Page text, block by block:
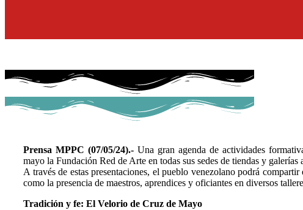
Prensa MPPC (07/05/24).- Una gran agenda de actividades
mayo la Fundación Red de Arte en todas sus sedes de tiendas y
A través de estas presentaciones, el pueblo venezolano podrá
como la presencia de maestros, aprendices y oficiantes en diversos
Tradición y fe: El Velorio de Cruz de Mayo